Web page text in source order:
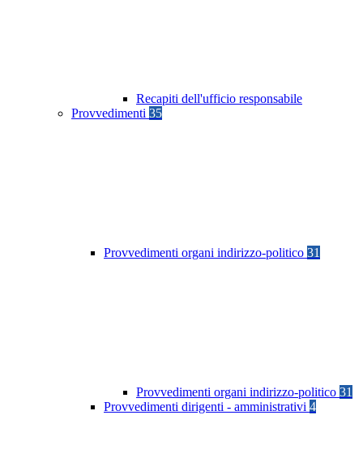
Recapiti dell'ufficio responsabile
Provvedimenti 35
Provvedimenti organi indirizzo-politico 31
Provvedimenti organi indirizzo-politico 31
Provvedimenti dirigenti - amministrativi 4